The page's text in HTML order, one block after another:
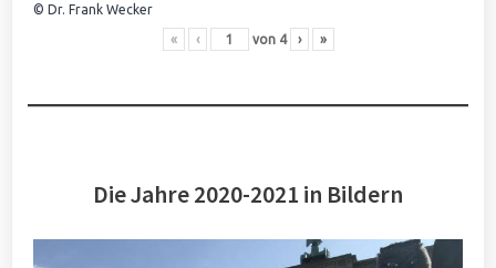
© Dr. Frank Wecker
« ‹ von 4 › »
Die Jahre 2020-2021 in Bildern